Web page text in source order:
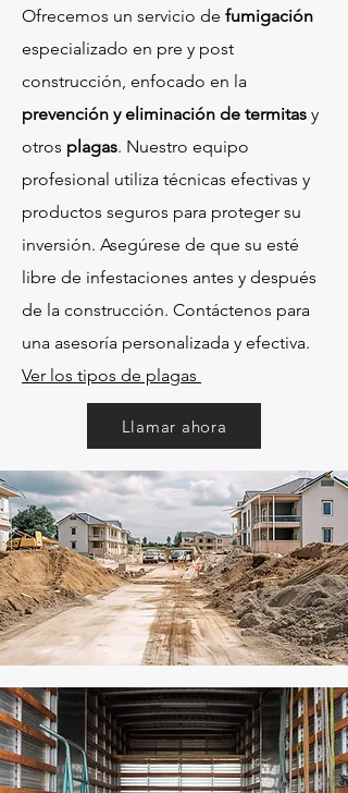
Ofrecemos un servicio de fumigación
especializado en pre y post
construcción, enfocado en la
prevención y eliminación de termitas y
otros plagas. Nuestro equipo
profesional utiliza técnicas efectivas y
productos seguros para proteger su
inversión. Asegúrese de que su esté
libre de infestaciones antes y después
de la construcción. Contáctenos para
una asesoría personalizada y efectiva.
Ver los tipos de plagas
Llamar ahora